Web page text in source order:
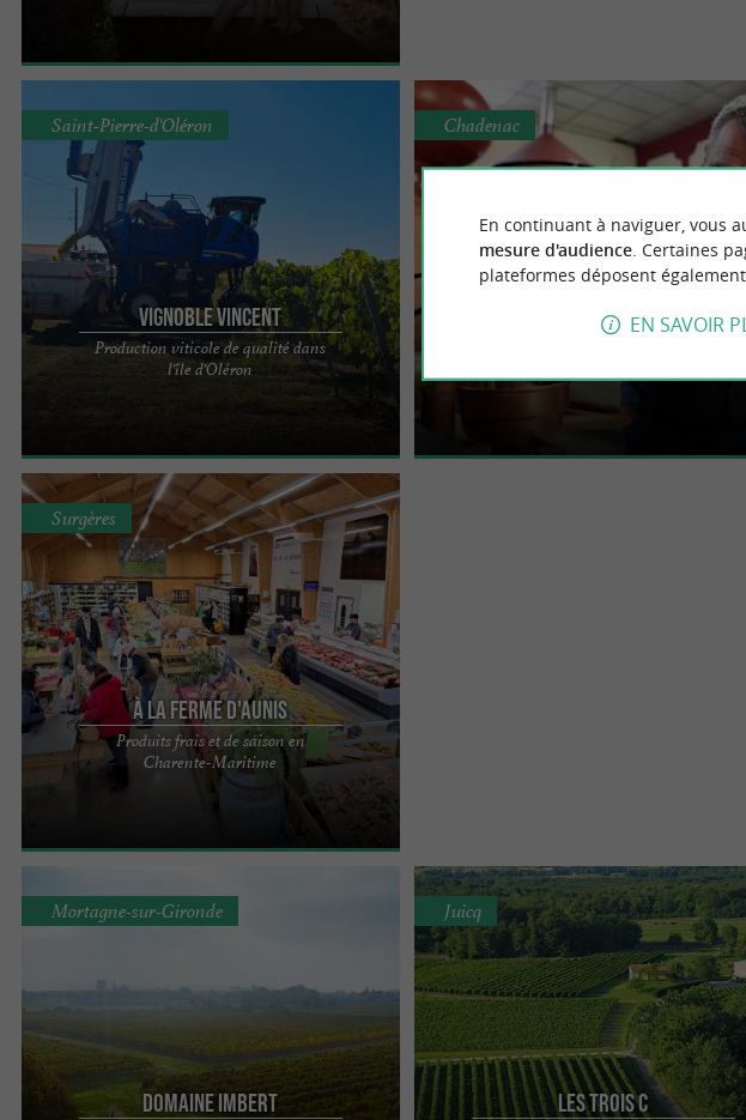
Vignoble Vincent
Production viticole de qualité dans
l'île d'Oléron
Saint-Pierre-d'Oléron
Riche du label Vignoble et découverte, l’ Île
d’Oléron est un territoire propice à une production
Cognac Lablanche
Chadenac
propriété viticole implantée au cœur de
l’appellation Petite Champagne La ...
À La Ferme d'Aunis
Produits frais et de saison en
Charente-Maritime
Surgères
Une quarantaine de producteurs fermiers réunis
au sein d'un même magasin. Retrouvez de
Domaine Imbert
Mortagne-sur-Gironde
Les Trois C
Juicq
En continuant à naviguer, vous
mesure d'audience. Certaines
plateformes déposent également
EN SAVOIR